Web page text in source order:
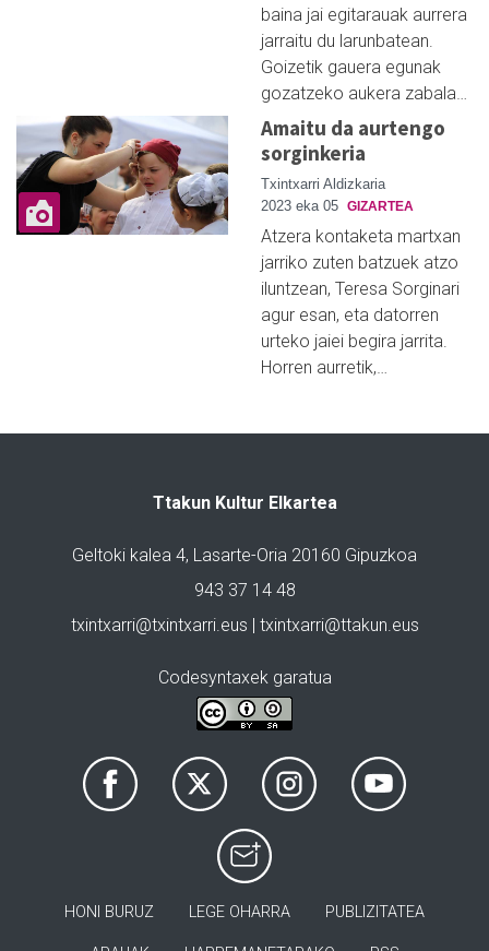
baina jai egitarauak aurrera
jarraitu du larunbatean.
Goizetik gauera egunak
gozatzeko aukera zabala…
Amaitu da aurtengo
sorginkeria
Txintxarri Aldizkaria
2023 eka 05 GIZARTEA
Atzera kontaketa martxan
jarriko zuten batzuek atzo
iluntzean, Teresa Sorginari
agur esan, eta datorren
urteko jaiei begira jarrita.
Horren aurretik,…
Ttakun Kultur Elkartea
Geltoki kalea 4, Lasarte-Oria 20160 Gipuzkoa
943 37 14 48
txintxarri@txintxarri.eus | txintxarri@ttakun.eus
Codesyntaxek garatua
HONI BURUZ LEGE OHARRA PUBLIZITATEA